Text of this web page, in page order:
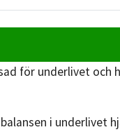
för underlivet och
i underlivet